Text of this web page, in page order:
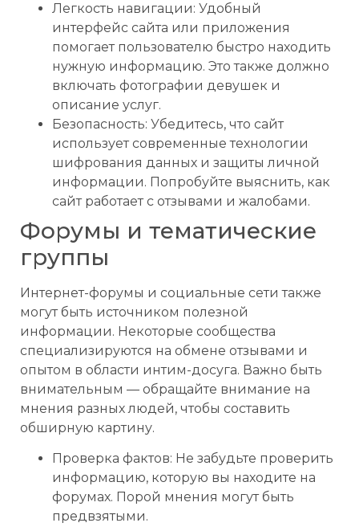
Легкость навигации: Удобный
интерфейс сайта или приложения
помогает пользователю быстро находить
нужную информацию. Это также должно
включать фотографии девушек и
описание услуг.
Безопасность: Убедитесь, что сайт
использует современные технологии
шифрования данных и защиты личной
информации. Попробуйте выяснить, как
сайт работает с отзывами и жалобами.
Форумы и тематические
группы
Интернет-форумы и социальные сети также
могут быть источником полезной
информации. Некоторые сообщества
специализируются на обмене отзывами и
опытом в области интим-досуга. Важно быть
внимательным — обращайте внимание на
мнения разных людей, чтобы составить
обширную картину.
Проверка фактов: Не забудьте проверить
информацию, которую вы находите на
форумах. Порой мнения могут быть
предвзятыми.